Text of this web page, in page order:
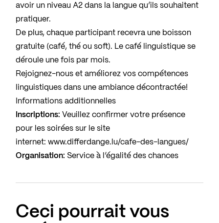
avoir un niveau A2 dans la langue qu’ils souhaitent
pratiquer.
De plus, chaque participant recevra une boisson
gratuite (café, thé ou soft). Le café linguistique se
déroule une fois par mois.
Rejoignez-nous et améliorez vos compétences
linguistiques dans une ambiance décontractée!
Informations additionnelles
Inscriptions: Veuillez confirmer votre présence
pour les soirées sur le site
internet: www.differdange.lu/cafe-des-langues/
Organisation: Service à l’égalité des chances
Ceci pourrait vous